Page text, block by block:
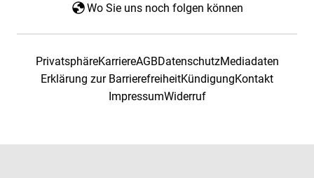
Wo Sie uns noch folgen können
PrivatsphäreKarriereAGBDatenschutzMediadaten
Erklärung zur BarrierefreiheitKündigungKontakt
ImpressumWiderruf